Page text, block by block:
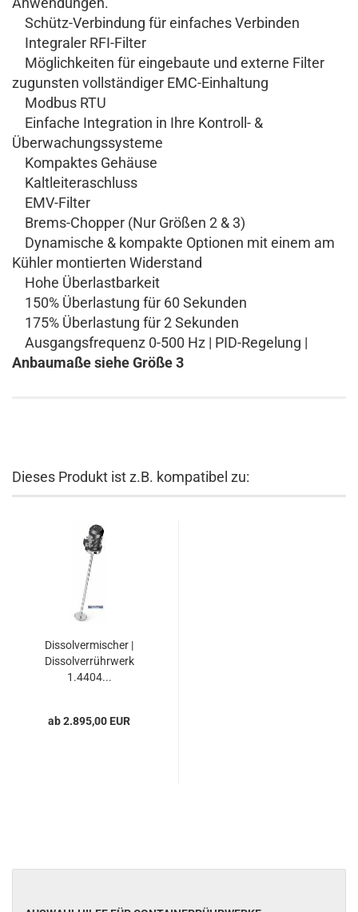
Schütz-Verbindung für einfaches Verbinden
Integraler RFI-Filter
Möglichkeiten für eingebaute und externe Filter
zugunsten vollständiger EMC-Einhaltung
Modbus RTU
Einfache Integration in Ihre Kontroll- &
Überwachungssysteme
Kompaktes Gehäuse
Kaltleiteraschluss
EMV-Filter
Brems-Chopper (Nur Größen 2 & 3)
Dynamische & kompakte Optionen mit einem am
Kühler montierten Widerstand
Hohe Überlastbarkeit
150% Überlastung für 60 Sekunden
175% Überlastung für 2 Sekunden
Ausgangsfrequenz 0-500 Hz | PID-Regelung |
Anbaumaße siehe Größe 3
Dieses Produkt ist z.B. kompatibel zu:
Dissolvermischer |
Dissolverrührwerk
1.4404...
ab 2.895,00 EUR